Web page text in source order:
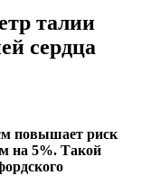
талии
сердца
повышает риск
на 5%. Такой